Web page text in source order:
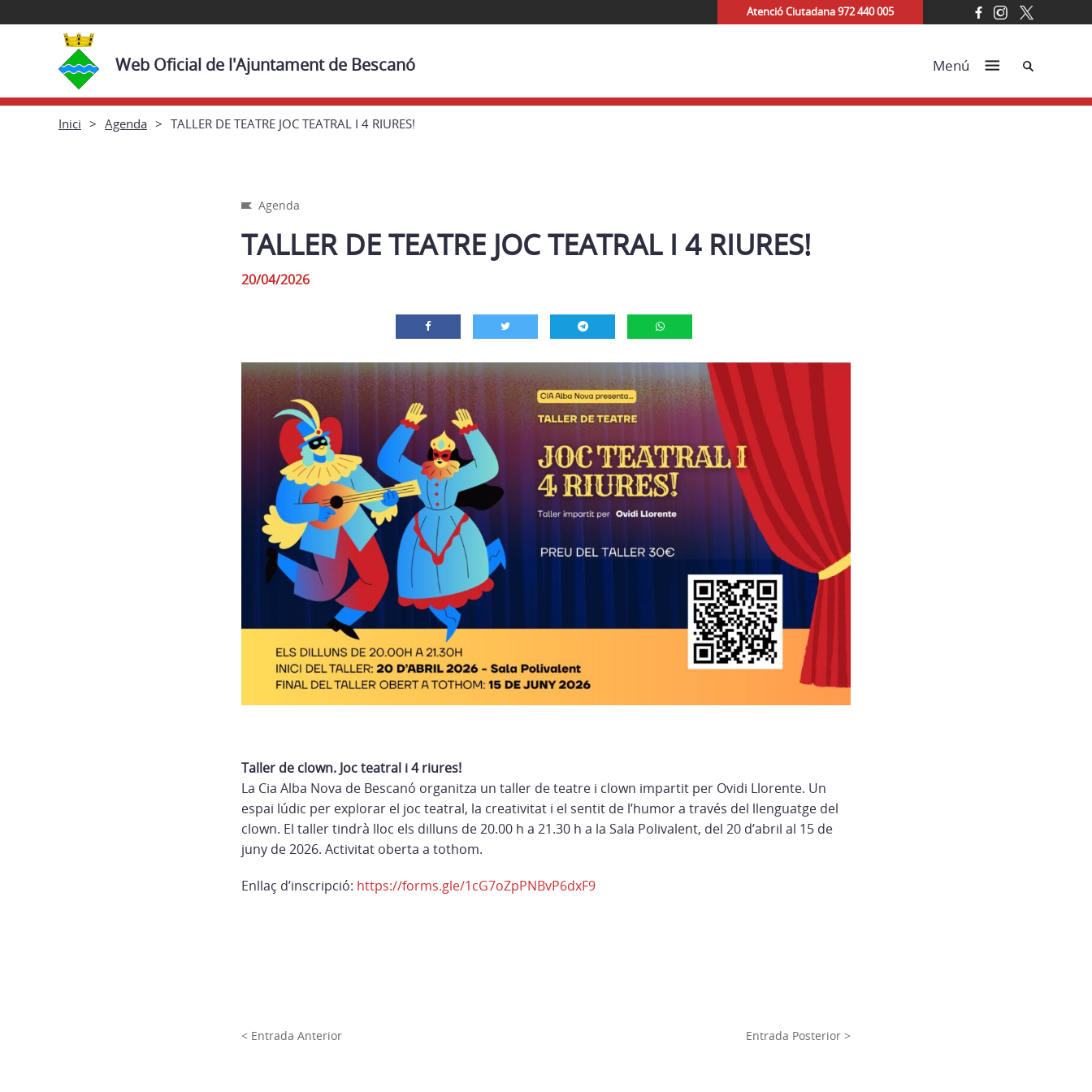
Atenció Ciutadana 972 440 005
Web Oficial de l'Ajuntament de Bescanó Menú Cerca
Inici Agenda TALLER DE TEATRE JOC TEATRAL I 4 RIURES!
Agenda
TALLER DE TEATRE JOC TEATRAL I 4 RIURES!
20/04/2026
Taller de clown. Joc teatral i 4 riures!
La Cia Alba Nova de Bescanó organitza un taller de teatre i clown impartit per Ovidi Llorente. Un
espai lúdic per explorar el joc teatral, la creativitat i el sentit de l’humor a través del llenguatge del
clown. El taller tindrà lloc els dilluns de 20.00 h a 21.30 h a la Sala Polivalent, del 20 d’abril al 15 de
juny de 2026. Activitat oberta a tothom.
Enllaç d’inscripció: https://forms.gle/1cG7oZpPNBvP6dxF9
< Entrada Anterior Entrada Posterior >